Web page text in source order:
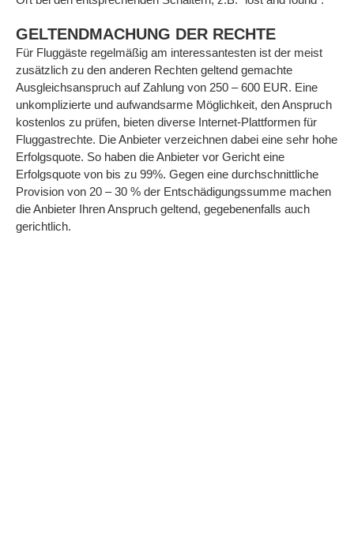
GELTENDMACHUNG DER RECHTE
Für Fluggäste regelmäßig am interessantesten ist der meist
zusätzlich zu den anderen Rechten geltend gemachte
Ausgleichsanspruch auf Zahlung von 250 – 600 EUR. Eine
unkomplizierte und aufwandsarme Möglichkeit, den Anspruch
kostenlos zu prüfen, bieten diverse Internet-Plattformen für
Fluggastrechte. Die Anbieter verzeichnen dabei eine sehr hohe
Erfolgsquote. So haben die Anbieter vor Gericht eine
Erfolgsquote von bis zu 99%. Gegen eine durchschnittliche
Provision von 20 – 30 % der Entschädigungssumme machen
die Anbieter Ihren Anspruch geltend, gegebenenfalls auch
gerichtlich.